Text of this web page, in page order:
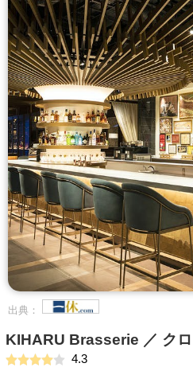
出典：
KIHARU Brasserie ／ ク
4.3